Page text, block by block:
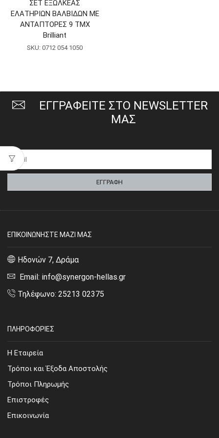
ΣΕΤ ΕΞΩΛΚΕΑΣ
ΕΛΑΤΗΡΙΩΝ ΒΑΛΒΙΔΩΝ ΜΕ
ΑΝΤΑΠΤΟΡΕΣ 9 ΤΜΧ
Brilliant
SKU: 0712 054 1050
ΕΓΓΡΑΦΕΙΤΕ ΣΤΟ NEWSLETTER
ΜΑΣ
ΕΠΙΚΟΙΝΩΝΗΣΤΕ ΜΑΖΙ ΜΑΣ
Ηδονών 7, Δράμα
Email: info@synergon-hellas.gr
Τηλέφωνο: 25213 02375
ΠΛΗΡΟΦΟΡΙΕΣ
Η Εταιρεία
Τρόποι και Έξοδα Αποστολής
Τρόποι Πληρωμής
Επιστροφές
Επικοινωνία